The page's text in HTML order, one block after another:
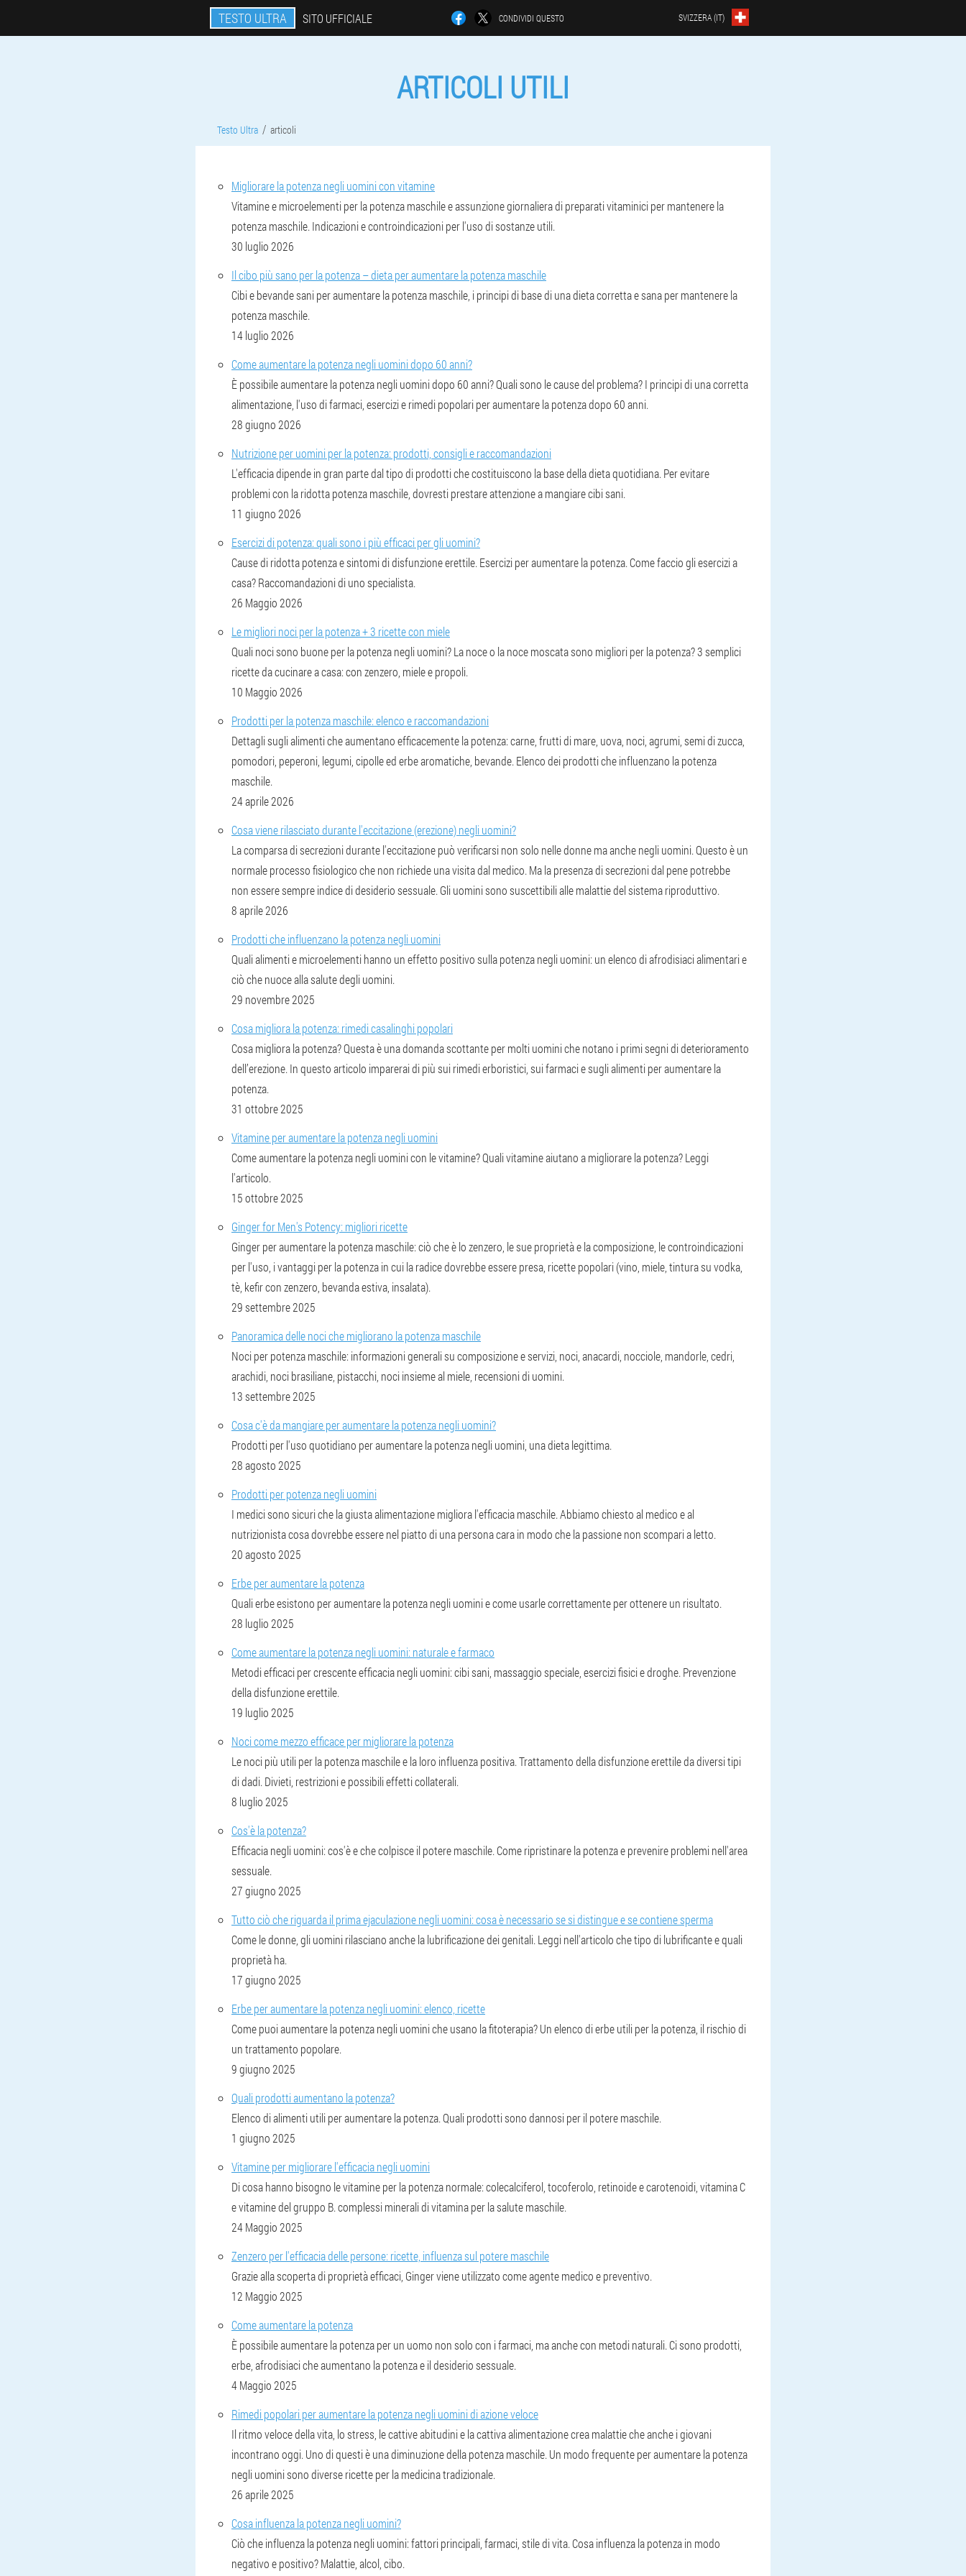
TESTO ULTRA SITO UFFICIALE CONDIVIDI QUESTO SVIZZERA (IT)
ARTICOLI UTILI
Testo Ultra articoli
Migliorare la potenza negli uomini con vitamine
Vitamine e microelementi per la potenza maschile e assunzione giornaliera di preparati vitaminici per mantenere la
potenza maschile. Indicazioni e controindicazioni per l'uso di sostanze utili.
30 luglio 2026
Il cibo più sano per la potenza – dieta per aumentare la potenza maschile
Cibi e bevande sani per aumentare la potenza maschile, i principi di base di una dieta corretta e sana per mantenere la
potenza maschile.
14 luglio 2026
Come aumentare la potenza negli uomini dopo 60 anni?
È possibile aumentare la potenza negli uomini dopo 60 anni? Quali sono le cause del problema? I principi di una corretta
alimentazione, l'uso di farmaci, esercizi e rimedi popolari per aumentare la potenza dopo 60 anni.
28 giugno 2026
Nutrizione per uomini per la potenza: prodotti, consigli e raccomandazioni
L'efficacia dipende in gran parte dal tipo di prodotti che costituiscono la base della dieta quotidiana. Per evitare
problemi con la ridotta potenza maschile, dovresti prestare attenzione a mangiare cibi sani.
11 giugno 2026
Esercizi di potenza: quali sono i più efficaci per gli uomini?
Cause di ridotta potenza e sintomi di disfunzione erettile. Esercizi per aumentare la potenza. Come faccio gli esercizi a
casa? Raccomandazioni di uno specialista.
26 Maggio 2026
Le migliori noci per la potenza + 3 ricette con miele
Quali noci sono buone per la potenza negli uomini? La noce o la noce moscata sono migliori per la potenza? 3 semplici
ricette da cucinare a casa: con zenzero, miele e propoli.
10 Maggio 2026
Prodotti per la potenza maschile: elenco e raccomandazioni
Dettagli sugli alimenti che aumentano efficacemente la potenza: carne, frutti di mare, uova, noci, agrumi, semi di zucca,
pomodori, peperoni, legumi, cipolle ed erbe aromatiche, bevande. Elenco dei prodotti che influenzano la potenza
maschile.
24 aprile 2026
Cosa viene rilasciato durante l'eccitazione (erezione) negli uomini?
La comparsa di secrezioni durante l'eccitazione può verificarsi non solo nelle donne ma anche negli uomini. Questo è un
normale processo fisiologico che non richiede una visita dal medico. Ma la presenza di secrezioni dal pene potrebbe
non essere sempre indice di desiderio sessuale. Gli uomini sono suscettibili alle malattie del sistema riproduttivo.
8 aprile 2026
Prodotti che influenzano la potenza negli uomini
Quali alimenti e microelementi hanno un effetto positivo sulla potenza negli uomini: un elenco di afrodisiaci alimentari e
ciò che nuoce alla salute degli uomini.
29 novembre 2025
Cosa migliora la potenza: rimedi casalinghi popolari
Cosa migliora la potenza? Questa è una domanda scottante per molti uomini che notano i primi segni di deterioramento
dell’erezione. In questo articolo imparerai di più sui rimedi erboristici, sui farmaci e sugli alimenti per aumentare la
potenza.
31 ottobre 2025
Vitamine per aumentare la potenza negli uomini
Come aumentare la potenza negli uomini con le vitamine? Quali vitamine aiutano a migliorare la potenza? Leggi
l'articolo.
15 ottobre 2025
Ginger for Men's Potency: migliori ricette
Ginger per aumentare la potenza maschile: ciò che è lo zenzero, le sue proprietà e la composizione, le controindicazioni
per l'uso, i vantaggi per la potenza in cui la radice dovrebbe essere presa, ricette popolari (vino, miele, tintura su vodka,
tè, kefir con zenzero, bevanda estiva, insalata).
29 settembre 2025
Panoramica delle noci che migliorano la potenza maschile
Noci per potenza maschile: informazioni generali su composizione e servizi, noci, anacardi, nocciole, mandorle, cedri,
arachidi, noci brasiliane, pistacchi, noci insieme al miele, recensioni di uomini.
13 settembre 2025
Cosa c'è da mangiare per aumentare la potenza negli uomini?
Prodotti per l'uso quotidiano per aumentare la potenza negli uomini, una dieta legittima.
28 agosto 2025
Prodotti per potenza negli uomini
I medici sono sicuri che la giusta alimentazione migliora l'efficacia maschile. Abbiamo chiesto al medico e al
nutrizionista cosa dovrebbe essere nel piatto di una persona cara in modo che la passione non scompari a letto.
20 agosto 2025
Erbe per aumentare la potenza
Quali erbe esistono per aumentare la potenza negli uomini e come usarle correttamente per ottenere un risultato.
28 luglio 2025
Come aumentare la potenza negli uomini: naturale e farmaco
Metodi efficaci per crescente efficacia negli uomini: cibi sani, massaggio speciale, esercizi fisici e droghe. Prevenzione
della disfunzione erettile.
19 luglio 2025
Noci come mezzo efficace per migliorare la potenza
Le noci più utili per la potenza maschile e la loro influenza positiva. Trattamento della disfunzione erettile da diversi tipi
di dadi. Divieti, restrizioni e possibili effetti collaterali.
8 luglio 2025
Cos'è la potenza?
Efficacia negli uomini: cos'è e che colpisce il potere maschile. Come ripristinare la potenza e prevenire problemi nell'area
sessuale.
27 giugno 2025
Tutto ciò che riguarda il prima ejaculazione negli uomini: cosa è necessario se si distingue e se contiene sperma
Come le donne, gli uomini rilasciano anche la lubrificazione dei genitali. Leggi nell'articolo che tipo di lubrificante e quali
proprietà ha.
17 giugno 2025
Erbe per aumentare la potenza negli uomini: elenco, ricette
Come puoi aumentare la potenza negli uomini che usano la fitoterapia? Un elenco di erbe utili per la potenza, il rischio di
un trattamento popolare.
9 giugno 2025
Quali prodotti aumentano la potenza?
Elenco di alimenti utili per aumentare la potenza. Quali prodotti sono dannosi per il potere maschile.
1 giugno 2025
Vitamine per migliorare l'efficacia negli uomini
Di cosa hanno bisogno le vitamine per la potenza normale: colecalciferol, tocoferolo, retinoide e carotenoidi, vitamina C
e vitamine del gruppo B. complessi minerali di vitamina per la salute maschile.
24 Maggio 2025
Zenzero per l'efficacia delle persone: ricette, influenza sul potere maschile
Grazie alla scoperta di proprietà efficaci, Ginger viene utilizzato come agente medico e preventivo.
12 Maggio 2025
Come aumentare la potenza
È possibile aumentare la potenza per un uomo non solo con i farmaci, ma anche con metodi naturali. Ci sono prodotti,
erbe, afrodisiaci che aumentano la potenza e il desiderio sessuale.
4 Maggio 2025
Rimedi popolari per aumentare la potenza negli uomini di azione veloce
Il ritmo veloce della vita, lo stress, le cattive abitudini e la cattiva alimentazione crea malattie che anche i giovani
incontrano oggi. Uno di questi è una diminuzione della potenza maschile. Un modo frequente per aumentare la potenza
negli uomini sono diverse ricette per la medicina tradizionale.
26 aprile 2025
Cosa influenza la potenza negli uomini?
Ciò che influenza la potenza negli uomini: fattori principali, farmaci, stile di vita. Cosa influenza la potenza in modo
negativo e positivo? Malattie, alcol, cibo.